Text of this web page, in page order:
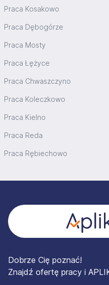
Praca Kosakowo
Praca Dębogórze
Praca Mosty
Praca Łężyce
Praca Chwaszczyno
Praca Koleczkowo
Praca Kielno
Praca Reda
Praca Rębiechowo
Dobrze Cię poznać!
Znajdź ofertę pracy i